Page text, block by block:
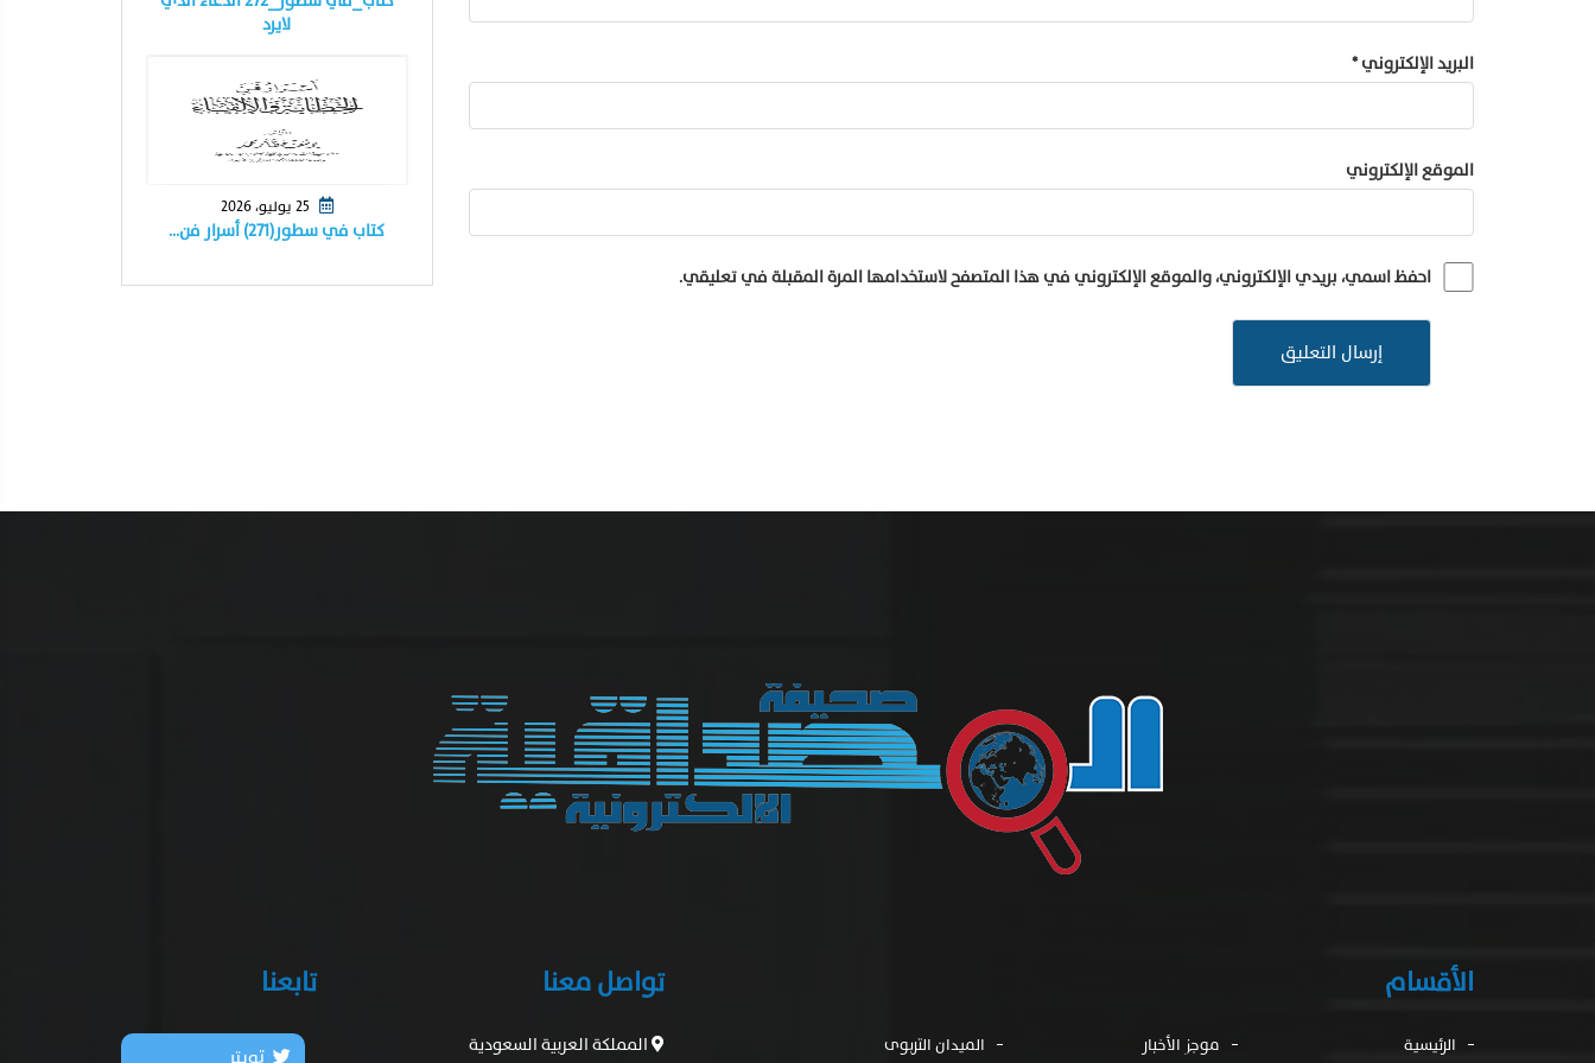
البريد الإلكتروني*
الموقع الإلكتروني
احفظ اسمي، بريدي الإلكتروني، والموقع الإلكتروني في هذا المتصفح لاستخدامها المرة المقبلة في تعليقي.
لايرد
كتاب في سطور(٢٧١) أسرار فن…
الأقسام
الرئيسية موجز الأخبار الميدان التربوى
تواصل معنا
المملكة العربية السعودية
تابعنا